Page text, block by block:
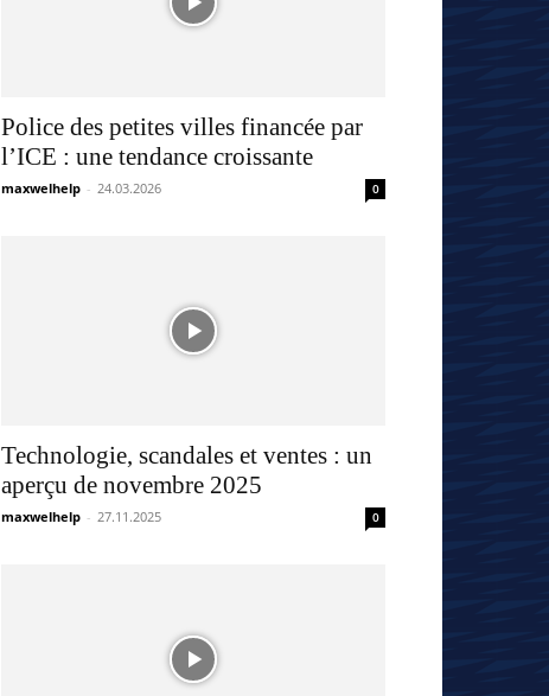
Police des petites villes financée par
l’ICE : une tendance croissante
maxwelhelp - 24.03.2026 0
Technologie, scandales et ventes : un
aperçu de novembre 2025
maxwelhelp - 27.11.2025 0